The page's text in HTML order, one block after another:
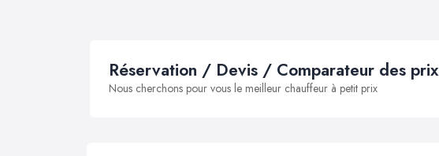
Réservation / Devis / Comparateur des prix
Nous cherchons pour vous le meilleur chauffeur à petit prix